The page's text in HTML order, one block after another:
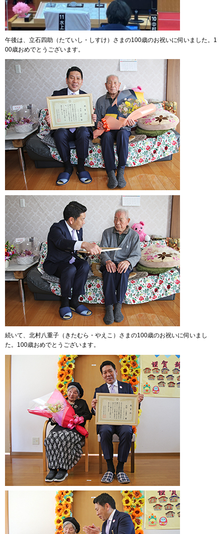
午後は、立石四助（たていし・しすけ）さまの100歳のお祝いに伺いました。1
00歳おめでとうございます。
続いて、北村八重子（きたむら・やえこ）さまの100歳のお祝いに伺いまし
た。100歳おめでとうございます。